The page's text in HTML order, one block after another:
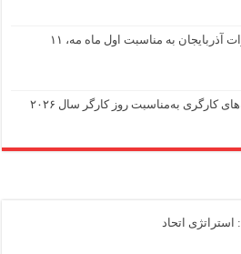
اعلامیه هیات سیاسی فرقه دمکرات آذربایجان به مناسبت اول ماه مه، ۱۱
کارگری به‌مناسبت روز کارگر سال ۲۰۲۶
اتحاد